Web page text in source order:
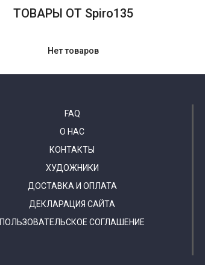
ТОВАРЫ ОТ Spiro135
Нет товаров
FAQ
О НАС
КОНТАКТЫ
ХУДОЖНИКИ
ДОСТАВКА И ОПЛАТА
ДЕКЛАРАЦИЯ САЙТА
ПОЛЬЗОВАТЕЛЬСКОЕ СОГЛАШЕНИЕ